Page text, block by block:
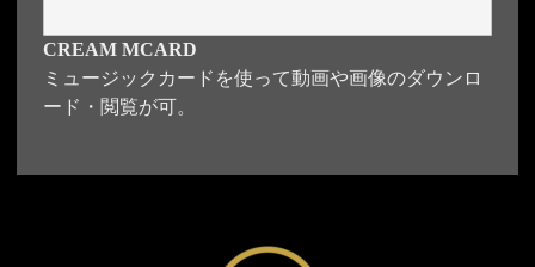
CREAM MCARD
ミュージックカードを使って動画や画像のダウンロ
ード・閲覧が可。